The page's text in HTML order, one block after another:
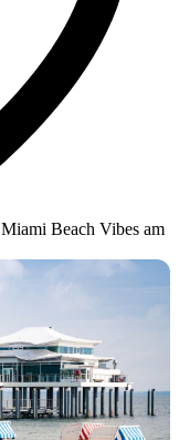
Miami Beach Vibes am